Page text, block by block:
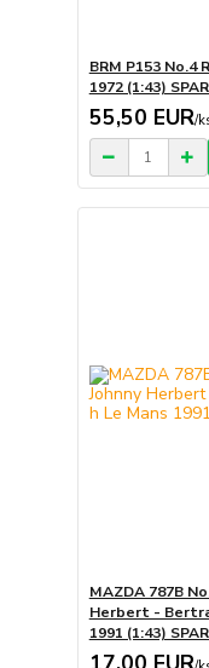
BRM P153
1972 (1:43)
55,50 EUR/
MAZDA 787B
Herbert -
1991 (1:43)